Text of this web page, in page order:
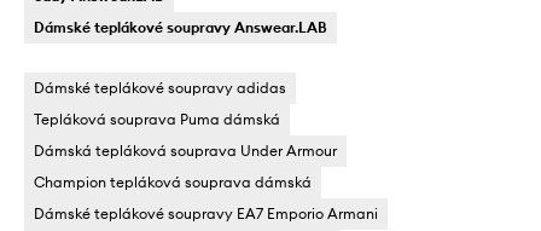
Dámské teplákové soupravy Answear.LAB
Dámské teplákové soupravy adidas
Tepláková souprava Puma dámská
Dámská tepláková souprava Under Armour
Champion tepláková souprava dámská
Dámské teplákové soupravy EA7 Emporio Armani